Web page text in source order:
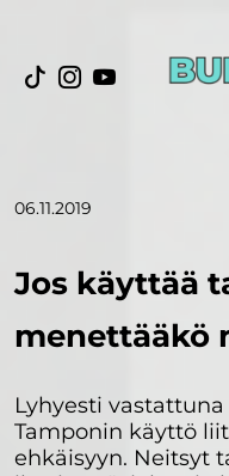
06.11.2019
Jos käyttää
menettääkö
Lyhyesti
Tamponin käyttö
ehkäisyyn. Neitsyt